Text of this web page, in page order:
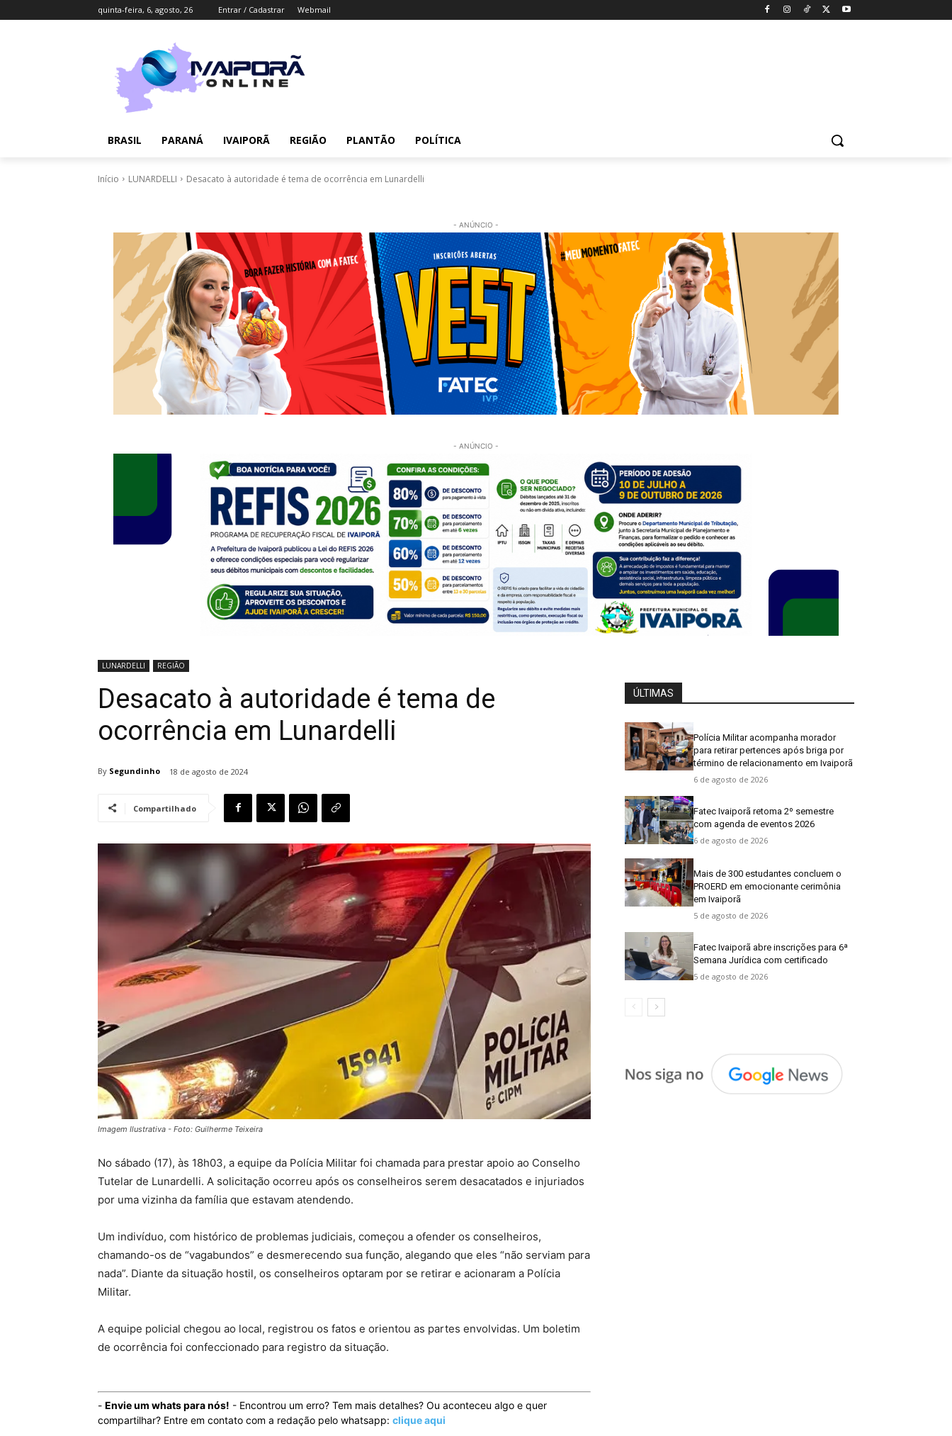
quinta-feira, 6, agosto, 26 Entrar / Cadastrar Webmail
BRASIL PARANÁ IVAIPORÃ REGIÃO PLANTÃO POLÍTICA
Início LUNARDELLI Desacato à autoridade é tema de ocorrência em Lunardelli
- ANÚNCIO -
- ANÚNCIO -
LUNARDELLI REGIÃO
Desacato à autoridade é tema de
ocorrência em Lunardelli
By Segundinho 18 de agosto de 2024
Compartilhado
Imagem Ilustrativa - Foto: Guilherme Teixeira
No sábado (17), às 18h03, a equipe da Polícia Militar foi chamada para prestar apoio ao Conselho
Tutelar de Lunardelli. A solicitação ocorreu após os conselheiros serem desacatados e injuriados
por uma vizinha da família que estavam atendendo.
Um indivíduo, com histórico de problemas judiciais, começou a ofender os conselheiros,
chamando-os de “vagabundos” e desmerecendo sua função, alegando que eles “não serviam para
nada”. Diante da situação hostil, os conselheiros optaram por se retirar e acionaram a Polícia
Militar.
A equipe policial chegou ao local, registrou os fatos e orientou as partes envolvidas. Um boletim
de ocorrência foi confeccionado para registro da situação.
- Envie um whats para nós! - Encontrou um erro? Tem mais detalhes? Ou aconteceu algo e quer
compartilhar? Entre em contato com a redação pelo whatsapp: clique aqui
ÚLTIMAS
Polícia Militar acompanha morador
para retirar pertences após briga por
término de relacionamento em Ivaiporã
6 de agosto de 2026
Fatec Ivaiporã retoma 2º semestre
com agenda de eventos 2026
6 de agosto de 2026
Mais de 300 estudantes concluem o
PROERD em emocionante cerimônia
em Ivaiporã
5 de agosto de 2026
Fatec Ivaiporã abre inscrições para 6ª
Semana Jurídica com certificado
5 de agosto de 2026